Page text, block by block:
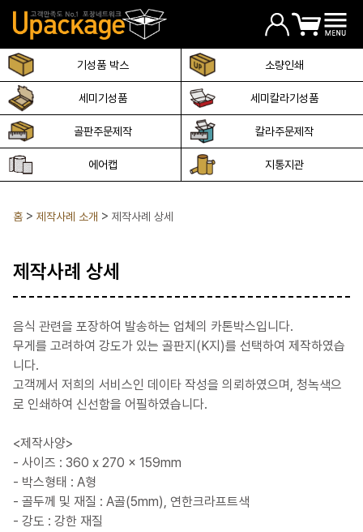
기성품 박스 소량인쇄
세미기성품 세미칼라기성품
골판주문제작 칼라주문제작
에어캡 지통지관
홈 제작사례 소개 제작사례 상세
제작사례 상세
음식 관련을 포장하여 발송하는 업체의 카톤박스입니다.
무게를 고려하여 강도가 있는 골판지(K지)를 선택하여 제작하였습
니다.
고객께서 저희의 서비스인 데이타 작성을 의뢰하였으며, 청녹색으
로 인쇄하여 신선함을 어필하였습니다.
<제작사양>
- 사이즈 : 360 x 270 x 159mm
- 박스형태 : A형
- 골두께 및 재질 : A골(5mm), 연한크라프트색
- 강도 : 강한 재질